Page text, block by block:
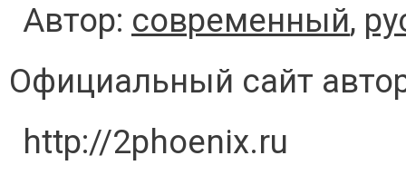
Автор: современный,
Официальный сайт
http://2phoenix.ru